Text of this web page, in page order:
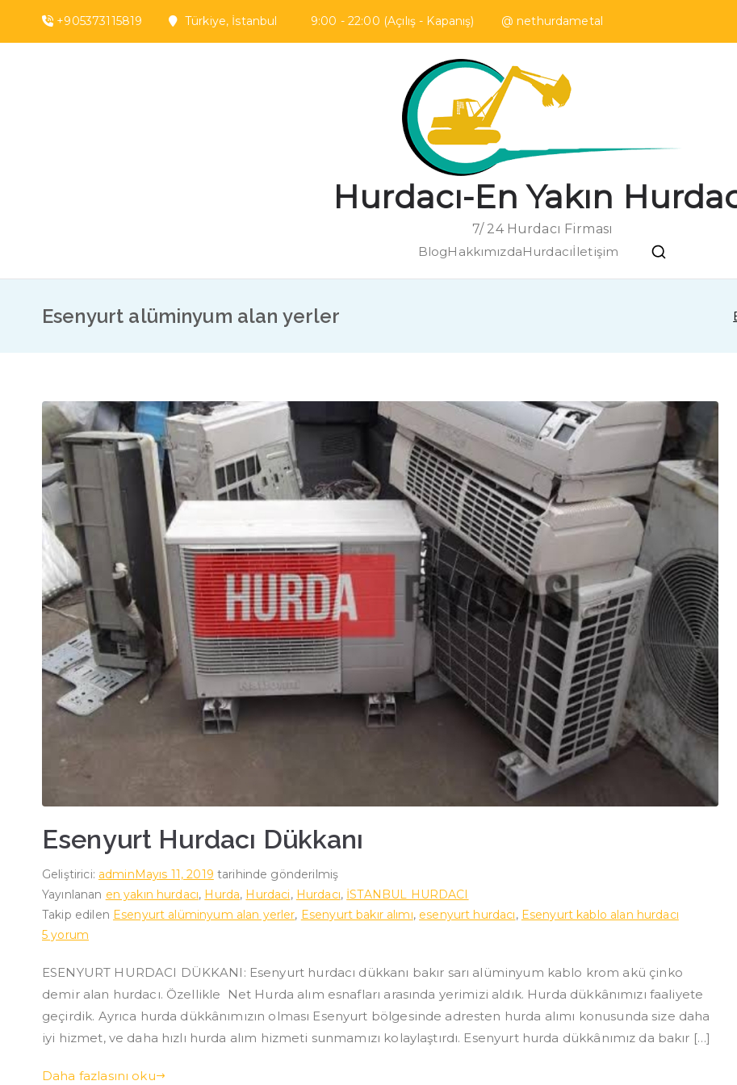
+905373115819 Türkiye, İstanbul 9:00 - 22:00 (Açılış - Kapanış) @ nethurdametal
Hurdacı-En Yakın
7/ 24 Hurdacı Firması
BlogHakkımızdaHurdacıİletişim
Esenyurt alüminyum alan yerler
Esenyurt Hurdacı Dükkanı
Geliştirici: adminMayıs 11, 2019 tarihinde gönderilmiş
Yayınlanan en yakın hurdacı, Hurda, Hurdaci, Hurdacı, İSTANBUL HURDACI
Takip edilen Esenyurt alüminyum alan yerler, Esenyurt bakır alımı, esenyurt hurdacı, Esenyurt kablo alan hurdacı
Esenyurt
Dükkanı
için
5 yorum
ESENYURT HURDACI DÜKKANI: Esenyurt hurdacı dükkanı bakır sarı alüminyum kablo krom akü çinko
demir alan hurdacı. Özellikle Net Hurda alım esnafları arasında yerimizi aldık. Hurda dükkânımızı faaliyete
geçirdik. Ayrıca hurda dükkânımızın olması Esenyurt bölgesinde adresten hurda alımı konusunda size daha
iyi hizmet, ve daha hızlı hurda alım hizmeti sunmamızı kolaylaştırdı. Esenyurt hurda dükkânımız da bakır […]
Daha fazlasını oku